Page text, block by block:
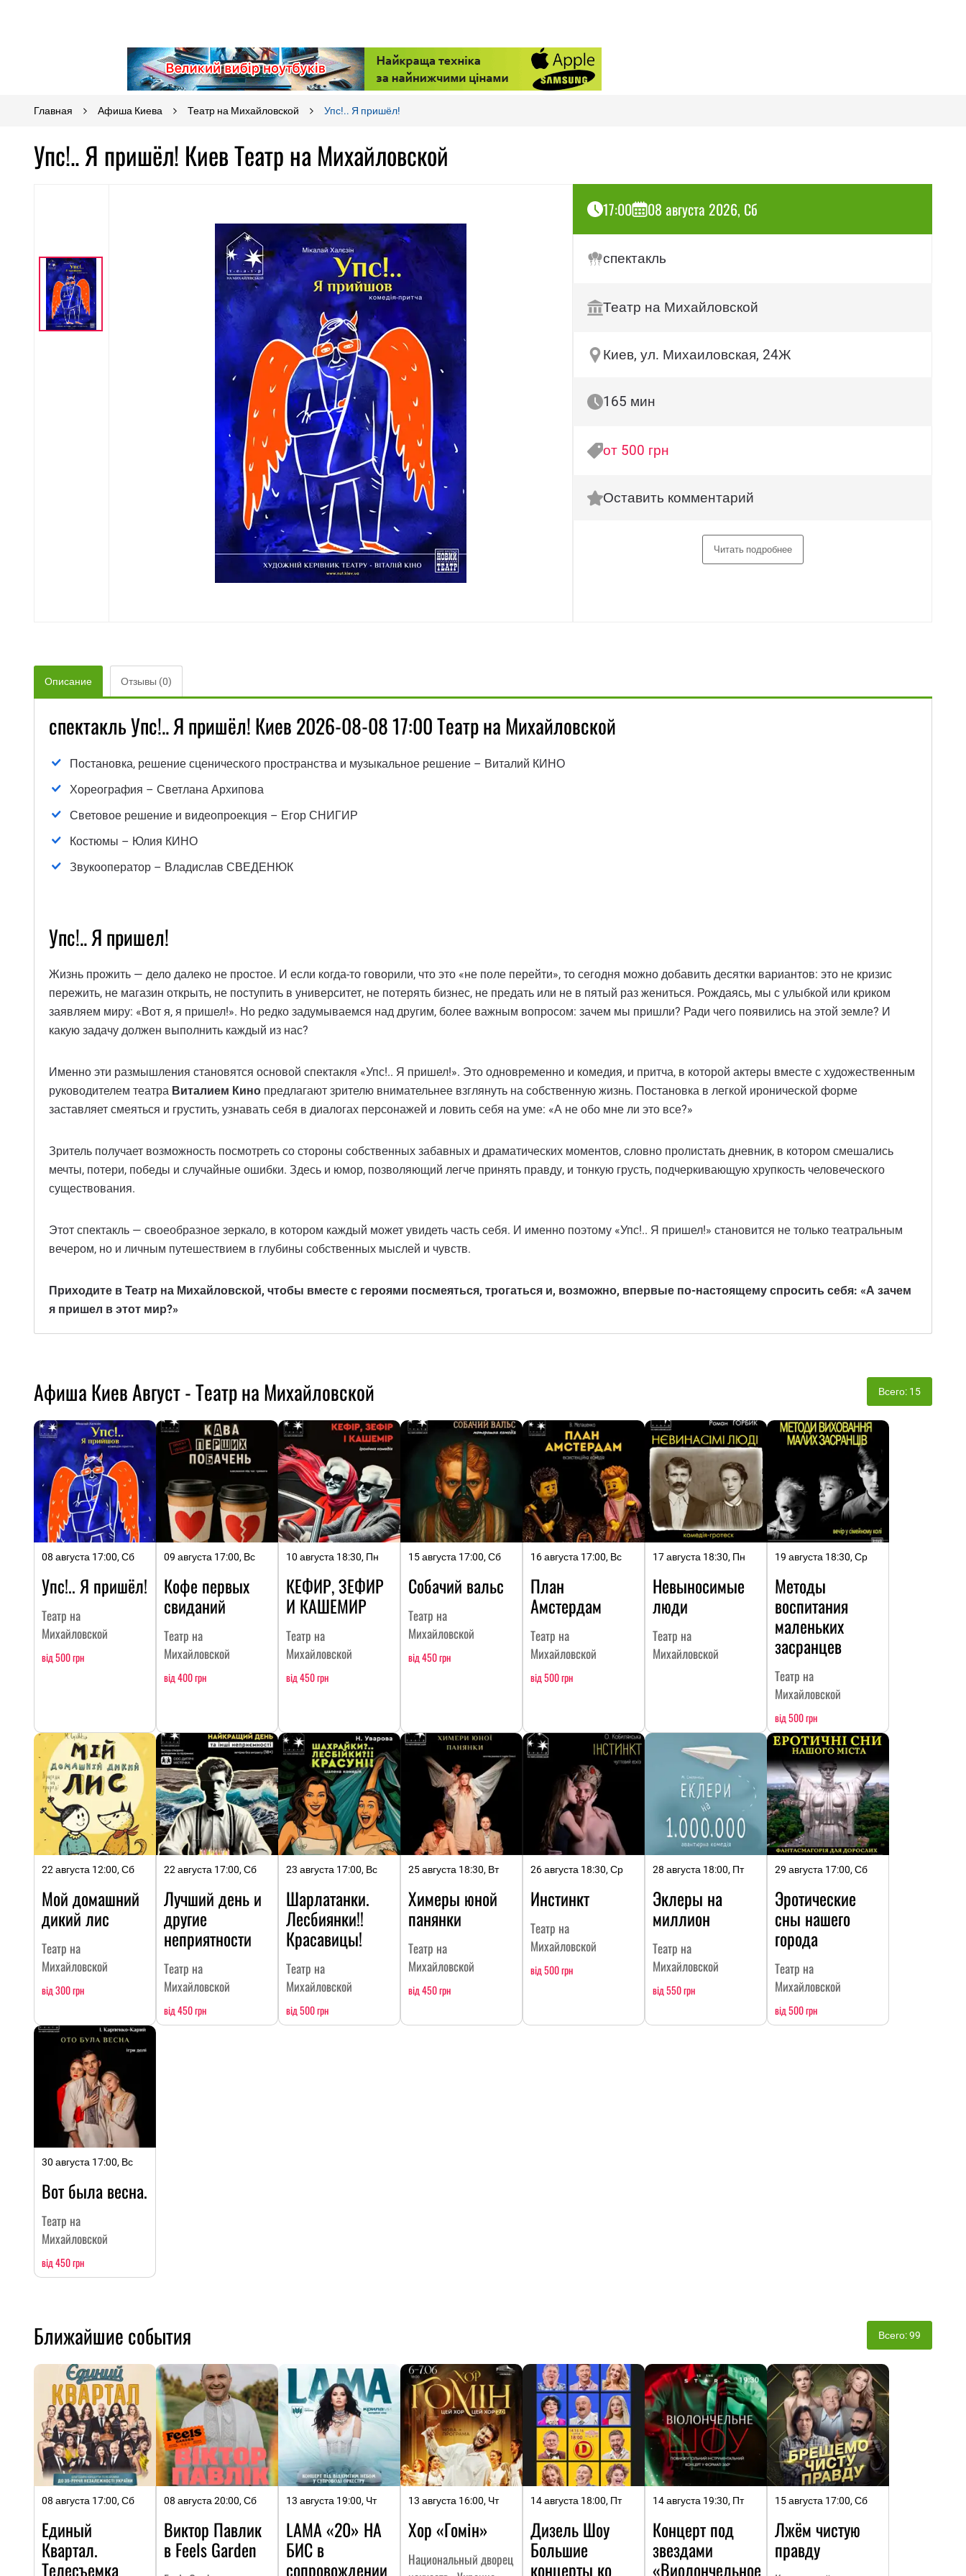
Главная Афиша Киева Театр на Михайловской Упс!.. Я пришёл!
Упс!.. Я пришёл! Киев Театр на Михайловской
17:00 08 августа 2026, Сб
спектакль
Театр на Михайловской
Киев, ул. Михаиловская, 24Ж
165 мин
от 500 грн
Оставить комментарий
Читать подробнее
Описание Отзывы (0)
спектакль Упс!.. Я пришёл! Киев 2026-08-08 17:00 Театр на Михайловской
Постановка, решение сценического пространства и музыкальное решение – Виталий КИНО
Хореография – Светлана Архипова
Световое решение и видеопроекция – Егор СНИГИР
Костюмы – Юлия КИНО
Звукооператор – Владислав СВЕДЕНЮК
Упс!.. Я пришел!
Жизнь прожить — дело далеко не простое. И если когда-то говорили, что это «не поле перейти», то сегодня можно добавить десятки вариантов: это не кризис
пережить, не магазин открыть, не поступить в университет, не потерять бизнес, не предать или не в пятый раз жениться. Рождаясь, мы с улыбкой или криком
заявляем миру: «Вот я, я пришел!». Но редко задумываемся над другим, более важным вопросом: зачем мы пришли? Ради чего появились на этой земле? И
какую задачу должен выполнить каждый из нас?
Именно эти размышления становятся основой спектакля «Упс!.. Я пришел!». Это одновременно и комедия, и притча, в которой актеры вместе с художественным
руководителем театра Виталием Кино предлагают зрителю внимательнее взглянуть на собственную жизнь. Постановка в легкой иронической форме
заставляет смеяться и грустить, узнавать себя в диалогах персонажей и ловить себя на уме: «А не обо мне ли это все?»
Зритель получает возможность посмотреть со стороны собственных забавных и драматических моментов, словно пролистать дневник, в котором смешались
мечты, потери, победы и случайные ошибки. Здесь и юмор, позволяющий легче принять правду, и тонкую грусть, подчеркивающую хрупкость человеческого
существования.
Этот спектакль — своеобразное зеркало, в котором каждый может увидеть часть себя. И именно поэтому «Упс!.. Я пришел!» становится не только театральным
вечером, но и личным путешествием в глубины собственных мыслей и чувств.
Приходите в Театр на Михайловской, чтобы вместе с героями посмеяться, трогаться и, возможно, впервые по-настоящему спросить себя: «А зачем
я пришел в этот мир?»
Афиша Киев Август - Театр на Михайловской Всего: 15
08 августа 17:00, Сб
Упс!.. Я пришёл!
Театр на
Михайловской
від 500 грн
09 августа 17:00, Вс
Кофе первых
свиданий
Театр на
Михайловской
від 400 грн
10 августа 18:30, Пн
КЕФИР, ЗЕФИР
И КАШЕМИР
Театр на
Михайловской
від 450 грн
15 августа 17:00, Сб
Собачий вальс
Театр на
Михайловской
від 450 грн
16 августа 17:00, Вс
План
Амстердам
Театр на
Михайловской
від 500 грн
17 августа 18:30, Пн
Невыносимые
люди
Театр на
Михайловской
19 августа 18:30, Ср
Методы
воспитания
маленьких
засранцев
Театр на
Михайловской
від 500 грн
22 августа 12:00, Сб
Мой домашний
дикий лис
Театр на
Михайловской
від 300 грн
22 августа 17:00, Сб
Лучший день и
другие
неприятности
Театр на
Михайловской
від 450 грн
23 августа 17:00, Вс
Шарлатанки.
Лесбиянки!!
Красавицы!
Театр на
Михайловской
від 500 грн
25 августа 18:30, Вт
Химеры юной
панянки
Театр на
Михайловской
від 450 грн
26 августа 18:30, Ср
Инстинкт
Театр на
Михайловской
від 500 грн
28 августа 18:00, Пт
Эклеры на
миллион
Театр на
Михайловской
від 550 грн
29 августа 17:00, Сб
Эротические
сны нашего
города
Театр на
Михайловской
від 500 грн
30 августа 17:00, Вс
Вот была весна.
Театр на
Михайловской
від 450 грн
Ближайшие события Всего: 99
08 августа 17:00, Сб
Единый
Квартал.
Телесъемка
08 августа 20:00, Сб
Виктор Павлик
в Feels Garden
13 августа 19:00, Чт
LAMA «20» НА
БИC в
сопровождении
13 августа 16:00, Чт
Хор «Гомін»
Национальный дворец
14 августа 18:00, Пт
Дизель Шоу
Большие
концерты ко
14 августа 19:30, Пт
Концерт под
звездами
«Виолончельное
15 августа 17:00, Сб
Лжём чистую
правду